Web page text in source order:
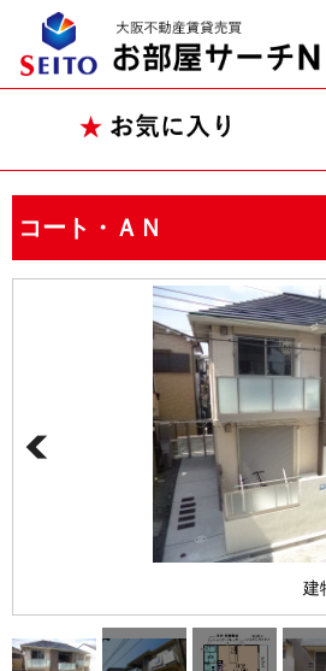
コート・ＡＮ
建